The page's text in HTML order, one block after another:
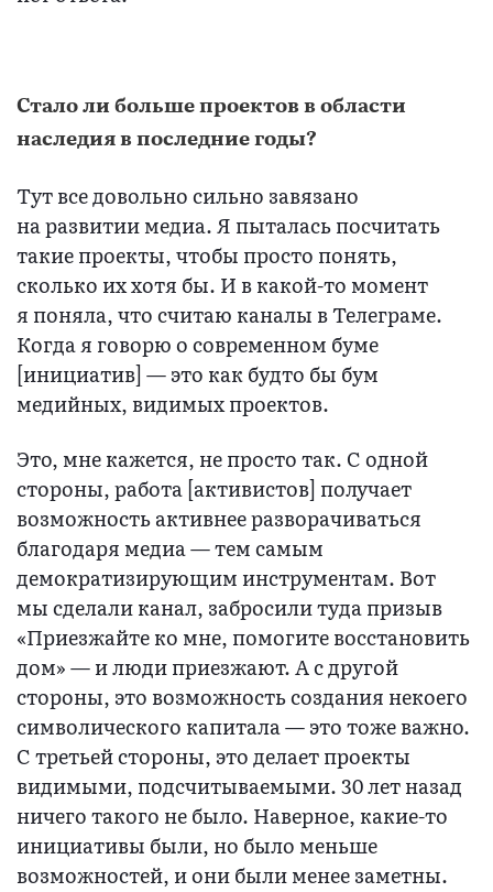
Стало ли больше проектов в области
наследия в последние годы?
Тут все довольно сильно завязано
на развитии медиа. Я пыталась посчитать
такие проекты, чтобы просто понять,
сколько их хотя бы. И в какой-то момент
я поняла, что считаю каналы в Телеграме.
Когда я говорю о современном буме
[инициатив] — это как будто бы бум
медийных, видимых проектов.
Это, мне кажется, не просто так. С одной
стороны, работа [активистов] получает
возможность активнее разворачиваться
благодаря медиа — тем самым
демократизирующим инструментам. Вот
мы сделали канал, забросили туда призыв
«Приезжайте ко мне, помогите восстановить
дом» — и люди приезжают. А с другой
стороны, это возможность создания некоего
символического капитала — это тоже важно.
С третьей стороны, это делает проекты
видимыми, подсчитываемыми. 30 лет назад
ничего такого не было. Наверное, какие-то
инициативы были, но было меньше
возможностей, и они были менее заметны.